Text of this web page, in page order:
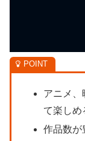
アニメ、
て楽しめ
作品数が